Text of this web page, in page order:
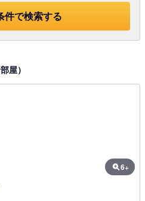
件で検索する
屋）
6+